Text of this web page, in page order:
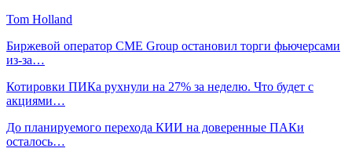
Tom Holland
Биржевой оператор CME Group остановил торги фьючерсами
из-за…
Котировки ПИКа рухнули на 27% за неделю. Что будет с
акциями…
До планируемого перехода КИИ на доверенные ПАКи
осталось…